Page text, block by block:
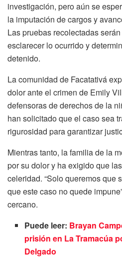
investigación, pero aún se
la imputación de cargos y
Las pruebas recolectadas
esclarecer lo ocurrido y
detenido.
La comunidad de Facatativá
dolor ante el crimen de Emily
defensoras de derechos de la
han solicitado que el caso sea
rigurosidad para garantizar
Mientras tanto, la familia de la
por su dolor y ha exigido que
celeridad. “Solo queremos que
que este caso no quede
cercano.
Puede leer: Brayan
prisión en La Tramacúa
Delgado